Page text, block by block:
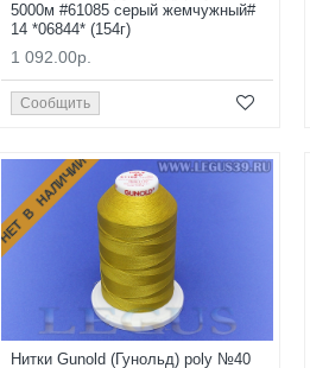
5000м #61085 серый жемчужный#
14 *06844* (154г)
1 092.00р.
Сообщить
НЕТ В НАЛИЧИИ
Нитки Gunold (Гунольд) poly №40